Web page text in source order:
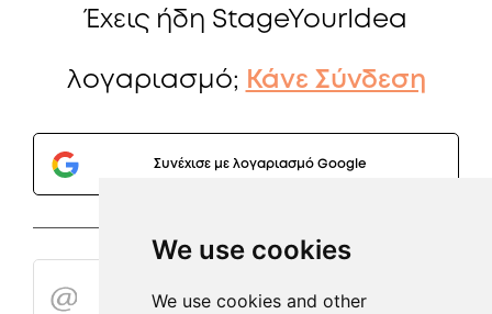
We use cookies
We use cookies and other
Έχεις ήδη StageYourIdea
λογαριασμό; Κάνε Σύνδεση
Συνέχισε με λογαριασμό Google